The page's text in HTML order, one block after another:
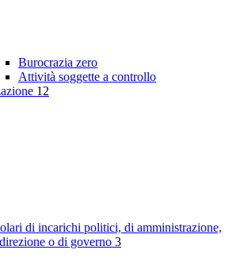
Burocrazia zero
Attività soggette a controllo
12
di incarichi politici, di amministrazione,
o di governo 3